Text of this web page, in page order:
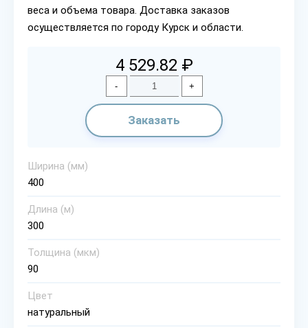
веса и объема товара. Доставка заказов
осуществляется по городу Курск и области.
4 529.82 ₽
- +
Заказать
Ширина (мм)
400
Длина (м)
300
Толщина (мкм)
90
Цвет
натуральный